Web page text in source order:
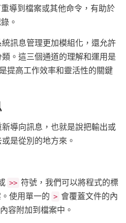
導到檔案或其他命令，有助於
。
訊息管理更加模組化，還允許
。這三個通道的理解和運用是
提高工作效率和靈活性的關鍵
導向訊息，也就是說把輸出或
是從別的地方來。
>> 符號，我們可以將程式的標
使用單一的 > 會覆蓋文件的內
容附加到檔案中。